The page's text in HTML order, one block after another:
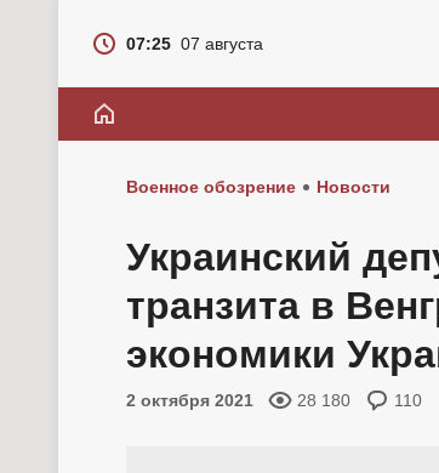
07:25 07 августа
Военное обозрение Новости
Украинский
транзита в
экономики
2 октября 2021 28 180 110